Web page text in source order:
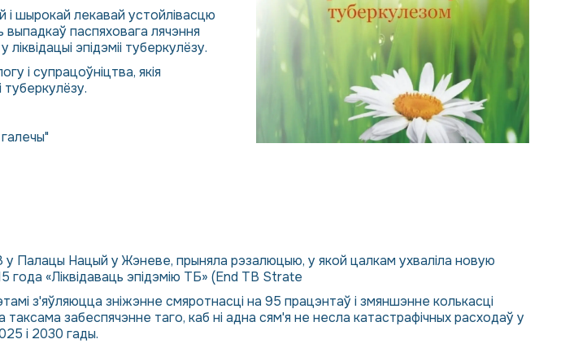
шырокай лекавай устойлівасцю
паспяховага лячэння
эпідэміі туберкулёзу.
і супрацоўніцтва, якія
туберкулёзу.
Палацы Нацый у Жэневе, прыняла рэзалюцыю, у якой цалкам ухваліла новую
года «Ліквідаваць эпідэмію ТБ» (End TB Strate
з'яўляюцца зніжэнне смяротнасці на 95 працэнтаў і змяншэнне колькасці
забеспячэнне таго, каб ні адна сям'я не несла катастрафічных расходаў у
і 2030 гады.